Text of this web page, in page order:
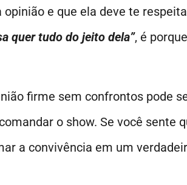
e que ela deve te
quer tudo do jeito dela”, é
firme sem confrontos pode
o show. Se você sente
a convivência em um